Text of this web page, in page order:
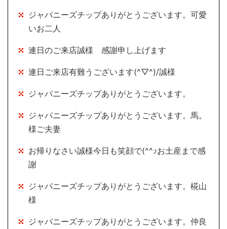
ジャパニーズチップありがとうございます。可愛
いお二人
連日のご来店誠様 感謝申し上げます
連日ご来店有難うございます(^▽^)/誠様
ジャパニーズチップありがとうございます。
ジャパニーズチップありがとうございます。馬。
様ご夫妻
お帰りなさい誠様今日も笑顔で(^^♪お土産まで感
謝
ジャパニーズチップありがとうございます。椛山
様
ジャパニーズチップありがとうございます。仲良